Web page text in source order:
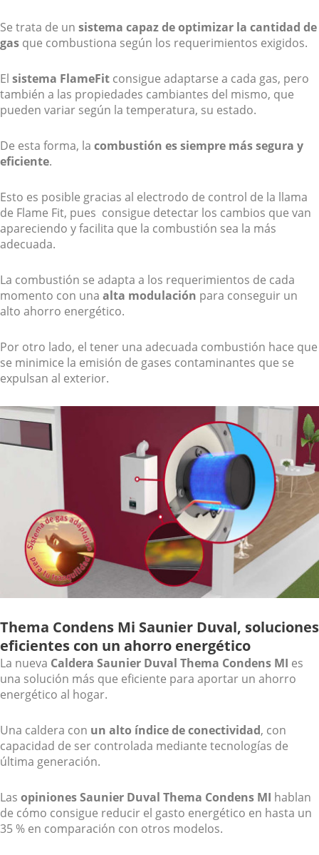
Se trata de un sistema capaz de optimizar la cantidad de
gas que combustiona según los requerimientos exigidos.
El sistema FlameFit consigue adaptarse a cada gas, pero
también a las propiedades cambiantes del mismo, que
pueden variar según la temperatura, su estado.
De esta forma, la combustión es siempre más segura y
eficiente.
Esto es posible gracias al electrodo de control de la llama
de Flame Fit, pues consigue detectar los cambios que van
apareciendo y facilita que la combustión sea la más
adecuada.
La combustión se adapta a los requerimientos de cada
momento con una alta modulación para conseguir un
alto ahorro energético.
Por otro lado, el tener una adecuada combustión hace que
se minimice la emisión de gases contaminantes que se
expulsan al exterior.
Thema Condens Mi Saunier Duval, soluciones
eficientes con un ahorro energético
La nueva Caldera Saunier Duval Thema Condens MI es
una solución más que eficiente para aportar un ahorro
energético al hogar.
Una caldera con un alto índice de conectividad, con
capacidad de ser controlada mediante tecnologías de
última generación.
Las opiniones Saunier Duval Thema Condens MI hablan
de cómo consigue reducir el gasto energético en hasta un
35 % en comparación con otros modelos.